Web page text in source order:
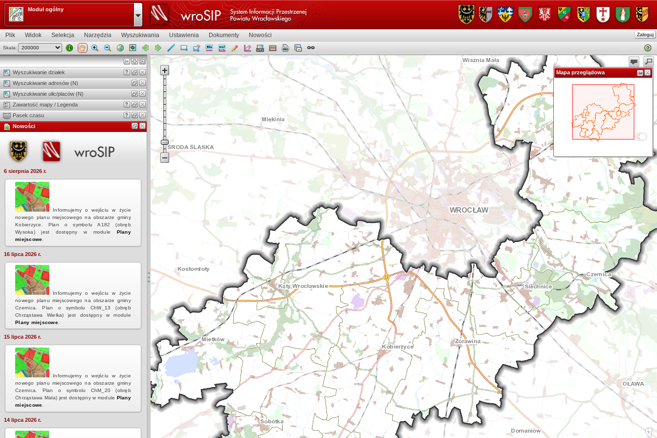
Plik Widok Selekcja Narzędzia Wyszukiwania Ustawienia Dokumenty Nowości
Skala:
Wyszukiwanie działek
Wyszukiwanie adresów (N)
Wyszukiwanie ulic/placów (N)
Zawartość mapy / Legenda
Pasek czasu
Nowości
Widok mapy
Moduł ogólny
Zaloguj
Mapa przeglądowa